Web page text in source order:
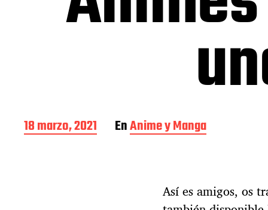
F
e
18 marzo, 2021 EnAnime y Manga
Así es amigos, os